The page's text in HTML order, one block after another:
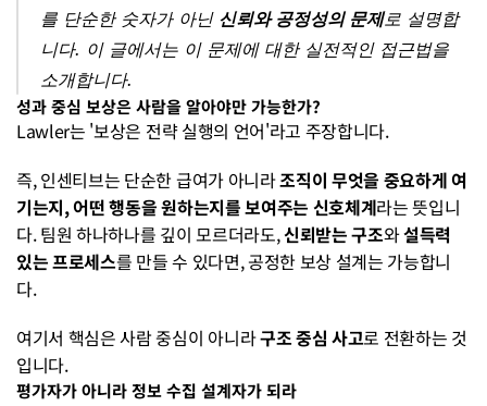
를 단순한 숫자가 아닌 신뢰와 공정성의 문제로 설명합
니다. 이 글에서는 이 문제에 대한 실전적인 접근법을
소개합니다.
성과 중심 보상은 사람을 알아야만 가능한가?
Lawler는 '보상은 전략 실행의 언어'라고 주장합니다.
즉, 인센티브는 단순한 급여가 아니라 조직이 무엇을 중요하게 여
기는지, 어떤 행동을 원하는지를 보여주는 신호체계라는 뜻입니
다. 팀원 하나하나를 깊이 모르더라도, 신뢰받는 구조와 설득력
있는 프로세스를 만들 수 있다면, 공정한 보상 설계는 가능합니
다.
여기서 핵심은 사람 중심이 아니라 구조 중심 사고로 전환하는 것
입니다.
평가자가 아니라 정보 수집 설계자가 되라